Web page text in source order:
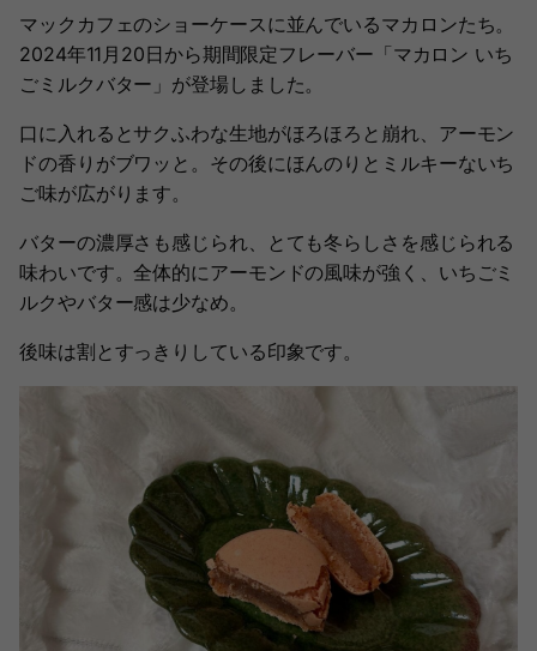
マックカフェのショーケースに並んでいるマカロンたち。
2024年11月20日から期間限定フレーバー「マカロン いち
ごミルクバター」が登場しました。
口に入れるとサクふわな生地がほろほろと崩れ、アーモン
ドの香りがブワッと。その後にほんのりとミルキーないち
ご味が広がります。
バターの濃厚さも感じられ、とても冬らしさを感じられる
味わいです。全体的にアーモンドの風味が強く、いちごミ
ルクやバター感は少なめ。
後味は割とすっきりしている印象です。